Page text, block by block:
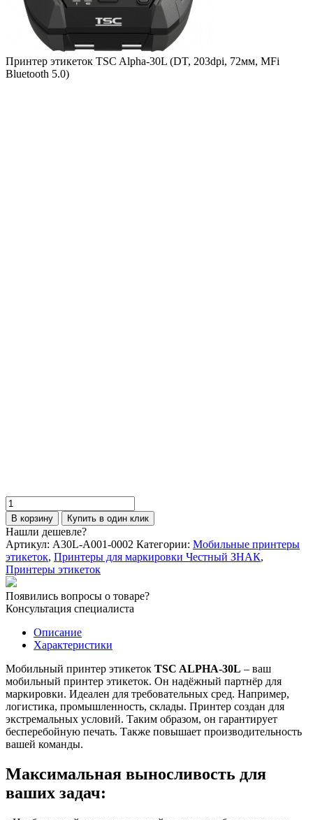
Принтер этикеток TSC Alpha-30L (DT, 203dpi, 72мм, MFi
Bluetooth 5.0)
Количество
товара
Принтер
этикеток
TSC
Alpha-
30L
(DT,
203dpi,
72мм,
Bluetooth
В корзину Купить в один клик
Нашли дешевле?
Артикул: A30L-A001-0002 Категории: Мобильные принтеры
этикеток, Принтеры для маркировки Честный ЗНАК,
Принтеры этикеток
Появились вопросы о товаре?
Консультация специалиста
Описание
Характеристики
Мобильный принтер этикеток TSC ALPHA-30L – ваш
мобильный принтер этикеток. Он надёжный партнёр для
маркировки. Идеален для требовательных сред. Например,
логистика, промышленность, склады. Принтер создан для
экстремальных условий. Таким образом, он гарантирует
бесперебойную печать. Также повышает производительность
вашей команды.
Максимальная выносливость для
ваших задач: